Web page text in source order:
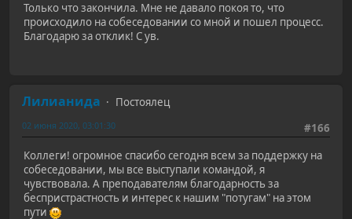
Только что закончила. Мне не давало покоя то, что
происходило на собеседовании со мной и пошел процесс.
Благодарю за отклик! С ув.
Лилианида
Постоялец
#166
02 июня 2020, 03:01:30
Коллеги! огромное спасибо сегодня всем за поддержку на
собеседовании, мы все выступали командой, я
чувствовала. А преподавателям благодарность за
беспристрастность и интерес к нашим "потугам" на этом
пути